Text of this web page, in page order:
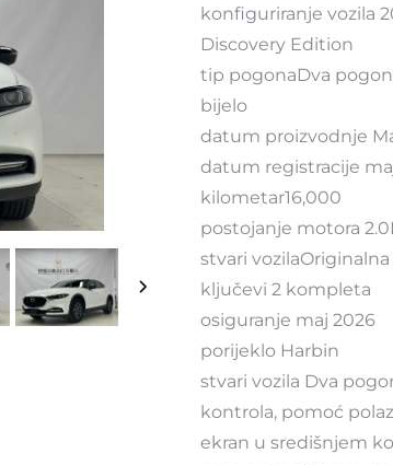
konfiguriranje vozila
Discovery Edition
tip pogonaDva
bijelo
datum proizvodnje
datum registracije
kilometar16,000
postojanje motora
stvari vozilaOriginalna
ključevi 2 kompleta
osiguranje maj 2026
porijeklo Harbin
stvari vozila Dva
kontrola, pomoć
ekran u središnjem